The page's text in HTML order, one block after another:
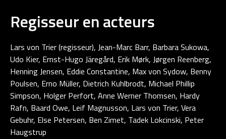
Regisseur en acteurs
Lars von Trier (regisseur), Jean-Marc Barr, Barbara Sukowa,
Udo Kier, Ernst-Hugo Järegård, Erik Mørk, Jørgen Reenberg,
Henning Jensen, Eddie Constantine, Max von Sydow, Benny
Poulsen, Erno Müller, Dietrich Kuhlbrodt, Michael Phillip
Simpson, Holger Perfort, Anne Werner Thomsen, Hardy
Rafn, Baard Owe, Leif Magnusson, Lars von Trier, Vera
Gebuhr, Else Petersen, Ben Zimet, Tadek Lokcinski, Peter
Haugstrup